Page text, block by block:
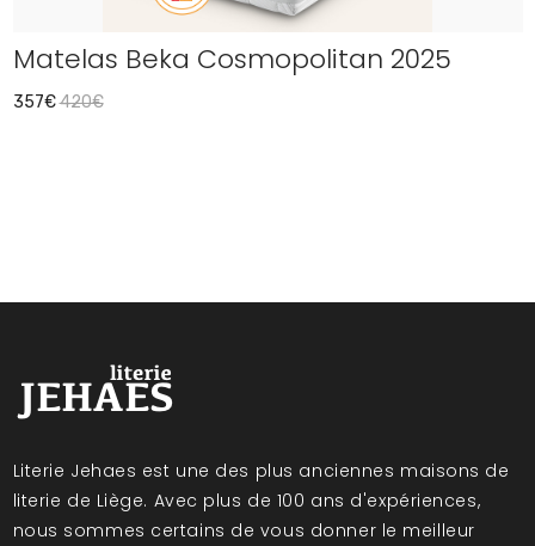
Matelas Beka Cosmopolitan 2025
357€420€
Literie Jehaes est une des plus anciennes maisons de
literie de Liège. Avec plus de 100 ans d'expériences,
nous sommes certains de vous donner le meilleur